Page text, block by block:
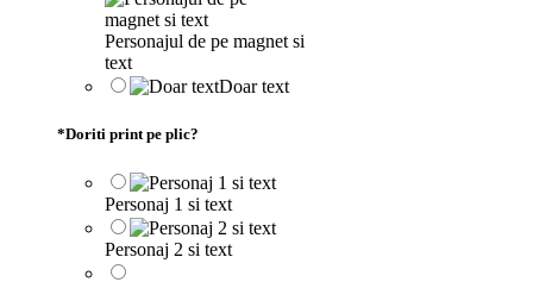
Personajul de pe magnet si
text
Doar text
*Doriti print pe plic?
Personaj 1 si text
Personaj 2 si text